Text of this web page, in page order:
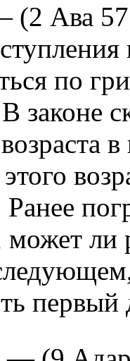
Ава
по
законе
ли